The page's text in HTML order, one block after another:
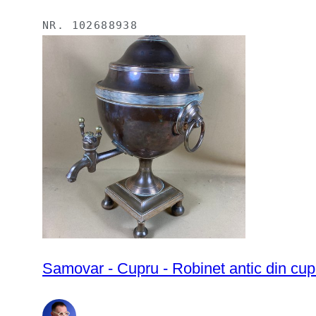
NR. 102688938
Samovar - Cupru - Robinet antic din